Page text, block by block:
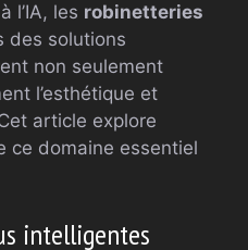
l’IA, les robinetteries
des solutions
non seulement
l’esthétique et
article explore
ce domaine essentiel
intelligentes